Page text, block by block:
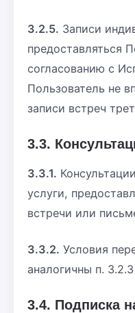
3.2.5. Записи
предоставляться
согласованию с
Пользователь не
записи встреч
3.3.
3.3.1.
услуги,
встречи или
3.3.2. Условия
аналогичны п.
3.4. Подписка